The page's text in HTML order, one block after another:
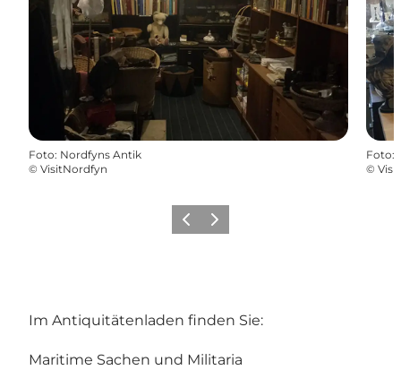
Foto: Nordfyns Antik
© VisitNordfyn
Foto:
©
ZurückWeiter
Im Antiquitätenladen finden Sie:
Maritime Sachen und Militaria